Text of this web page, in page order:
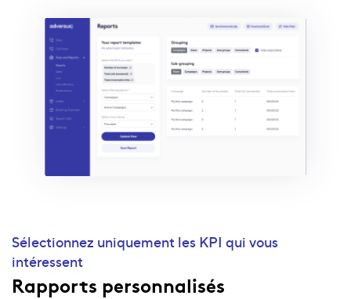
Sélectionnez uniquement les KPI qui vous
intéressent
Rapports personnalisés